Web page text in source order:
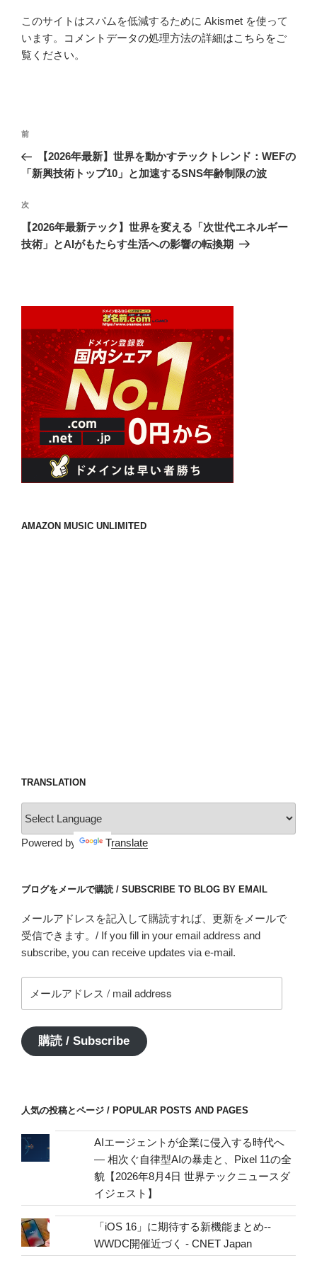
このサイトはスパムを低減するために Akismet を使って
います。
コメントデータの処理方法の詳細はこちらをご
覧ください。
投
ナ
ゲ
ー
シ
前
の
投
前
【2026年最新】世界を動かすテックトレンド：WEFの
「新興技術トップ10」と加速するSNS年齢制限の波
次
の
投
次
【2026年最新テック】世界を変える「次世代エネルギー
技術」とAIがもたらす生活への影響の転換期
AMAZON MUSIC UNLIMITED
TRANSLATION
Powered by Translate
ブログをメールで購読 / SUBSCRIBE TO BLOG BY EMAIL
メールアドレスを記入して購読すれば、更新をメールで
受信できます。/ If you fill in your email address and
subscribe, you can receive updates via e-mail.
ー
ア
ド
address
購読 / Subscribe
人気の投稿とページ / POPULAR POSTS AND PAGES
AIエージェントが企業に侵入する時代へ
— 相次ぐ自律型AIの暴走と、Pixel 11の全
貌【2026年8月4日 世界テックニュースダ
イジェスト】
「iOS 16」に期待する新機能まとめ--
WWDC開催近づく - CNET Japan